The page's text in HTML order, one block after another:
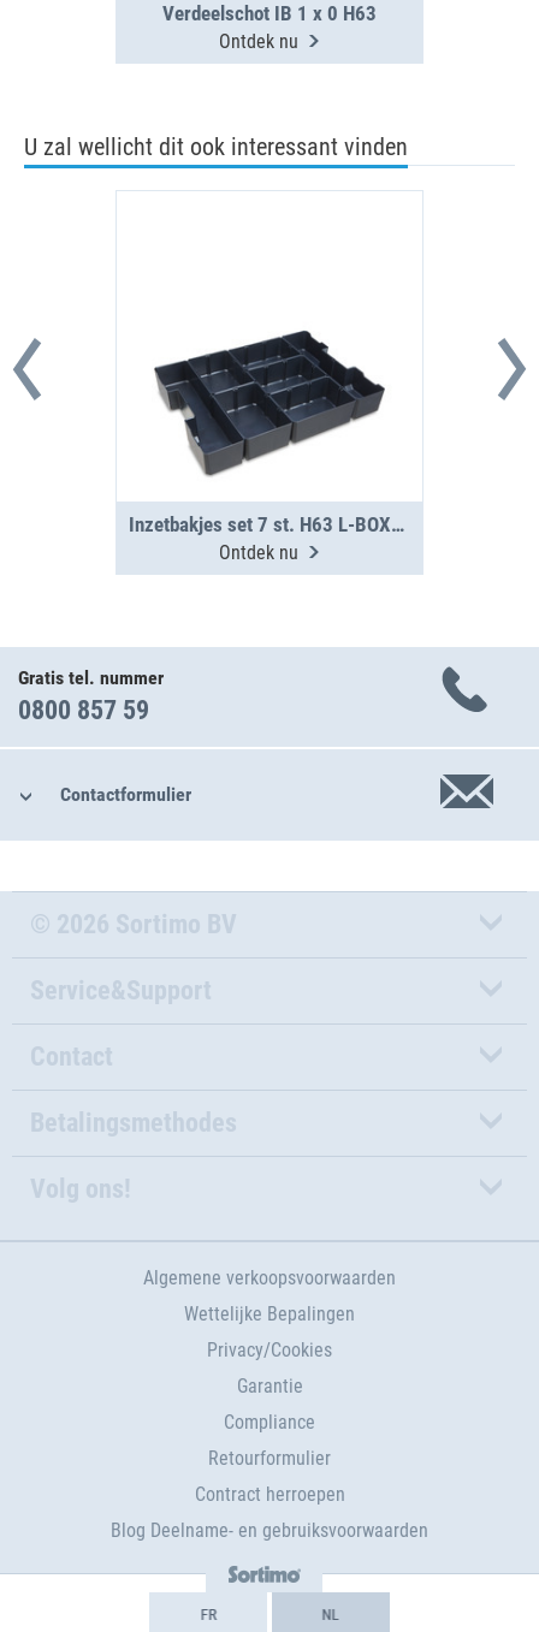
Verdeelschot IB 1 x 0 H63
Ontdek nu
U zal wellicht dit ook interessant vinden
Inzetbakjes set 7 st. H63 L-BOXX G4
Ontdek nu
Gratis tel. nummer
0800 857 59
Contactformulier
© 2026 Sortimo BV
Service&Support
Contact
Betalingsmethodes
Volg ons!
Algemene verkoopsvoorwaarden
Wettelijke Bepalingen
Privacy/Cookies
Garantie
Compliance
Retourformulier
Contract herroepen
Blog Deelname- en gebruiksvoorwaarden